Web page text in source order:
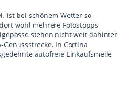
ist bei schönem Wetter so
wohl mehrere Fotostopps
stehen nicht weit dahinter
In Cortina
autofreie Einkaufsmeile